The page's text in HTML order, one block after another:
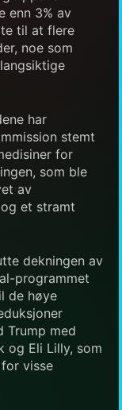
enn 3% av
til at flere
noe som
har
stemt
for
som ble
av
et stramt
dekningen av
programmet
de høye
Trump med
og Eli Lilly, som
visse